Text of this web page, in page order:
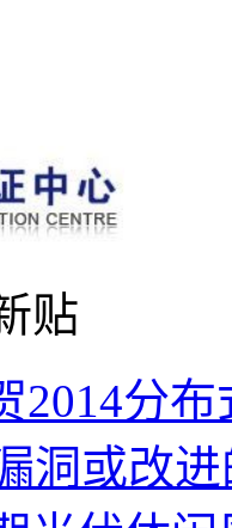
贴
2014分
洞或改